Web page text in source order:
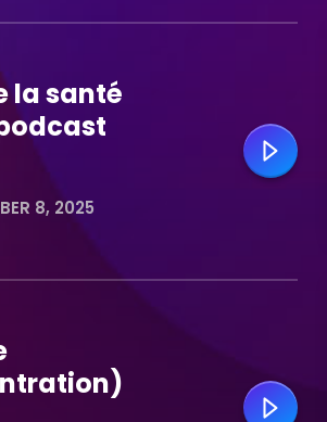
la santé
8, 2025